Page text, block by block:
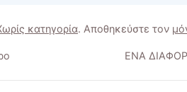
κατηγορία. Αποθηκεύστε τον
ΕΝΑ